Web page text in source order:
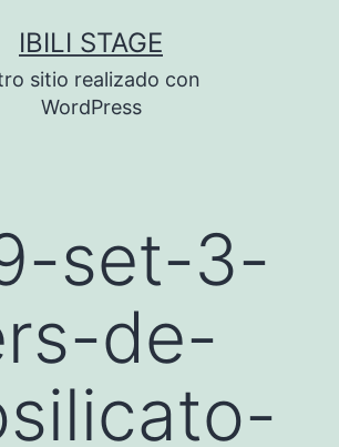
IBILI STAGE
sitio realizado con
WordPress
set-3-
de-